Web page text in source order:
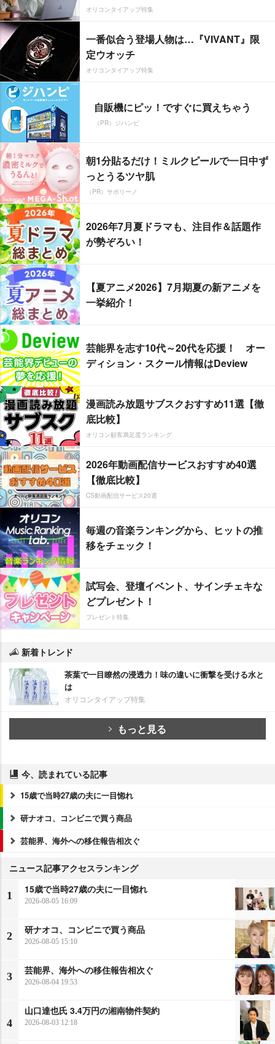
オリコンタイアップ特集
一番似合う登場人物は…『VIVANT』限
定ウオッチ
オリコンタイアップ特集
自販機にピッ！ですぐに買えちゃう
（PR）ジハンピ
朝1分貼るだけ！ミルクピールで一日中ず
っとうるツヤ肌
（PR）サボリーノ
2026年7月夏ドラマも、注目作＆話題作
が勢ぞろい！
【夏アニメ2026】7月期夏の新アニメを
一挙紹介！
芸能界を志す10代～20代を応援！ オー
ディション・スクール情報はDeview
漫画読み放題サブスクおすすめ11選【徹
底比較】
オリコン顧客満足度ランキング
2026年動画配信サービスおすすめ40選
【徹底比較】
CS動画配信サービス20選
毎週の音楽ランキングから、ヒットの推
移をチェック！
試写会、登壇イベント、サインチェキな
どプレゼント！
プレゼント特集
新着トレンド
茶葉で一目瞭然の浸透力！味の違いに衝撃を受ける水と
は
オリコンタイアップ特集
もっと見る
今、読まれている記事
15歳で当時27歳の夫に一目惚れ
研ナオコ、コンビニで買う商品
芸能界、海外への移住報告相次ぐ
ニュース記事アクセスランキング
1
15歳で当時27歳の夫に一目惚れ
2026-08-05 16:09
2
研ナオコ、コンビニで買う商品
2026-08-05 15:10
3
芸能界、海外への移住報告相次ぐ
2026-08-04 19:53
4
山口達也氏 3.4万円の湘南物件契約
2026-08-03 12:18